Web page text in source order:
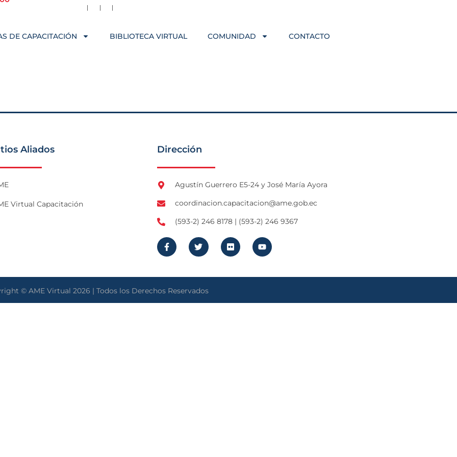
DE CAPACITACIÓN BIBLIOTECA VIRTUAL COMUNIDAD CONTACTO
Aliados
Virtual Capacitación
Dirección
Agustín Guerrero E5-24 y José María Ayora
coordinacion.capacitacion@ame.gob.ec
(593-2) 246 8178 | (593-2) 246 9367
© AME Virtual 2026 | Todos los Derechos Reservados